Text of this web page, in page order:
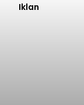
Iklan